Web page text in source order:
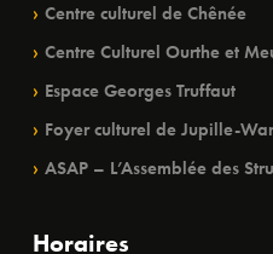
Centre culturel de Chênée
Centre Culturel Ourthe et
Espace Georges Truffaut
Foyer culturel de Jupille-
ASAP – L’Assemblée des
Horaires